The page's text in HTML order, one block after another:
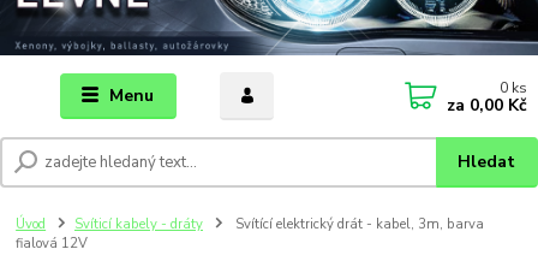
Menu
Hledat
0 ks
za 0,00 Kč
Úvod Svíticí kabely - dráty
Svítící elektrický drát - kabel, 3m, barva
fialová 12V